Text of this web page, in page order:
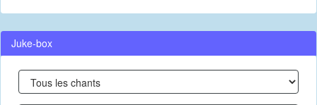
Juke-box